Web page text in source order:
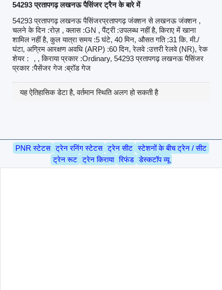
54293 प्रतापगढ़ लखनऊ पैसिंजर ट्रैन के बारे में
54293 प्रतापगढ़ लखनऊ पैसिंजरप्रतापगढ़ जंक्शन से लखनऊ जंक्शन ,
चलने के दिन :रोज़ , क्लास :GN , पैंट्री :उपलब्ध नहीं है, किराए में खाना
शामिल नहीं है, कुल यात्रा समय :5 घंटे, 40 मिन, औसत गति :31 कि. मी./
घंटा, अग्रिम आरक्षण अवधि (ARP) :60 दिन, रेलवे :उत्तरी रेलवे (NR), रेक
शेयर :
, , किराया प्रकार :Ordinary, 54293 प्रतापगढ़ लखनऊ पैसिंजर
प्रकार :पैसेंजर गेज :ब्रॉड गेज
यह ऐतिहासिक डेटा है, वर्तमान स्थिति अलग हो सकती है
PNR स्टेटस ट्रेन रनिंग स्टेटस ट्रेन सीट स्टेशनों के बीच ट्रेन / सीट
ट्रेन रूट ट्रेन किराया रिफंड डेस्कटॉप व्यू